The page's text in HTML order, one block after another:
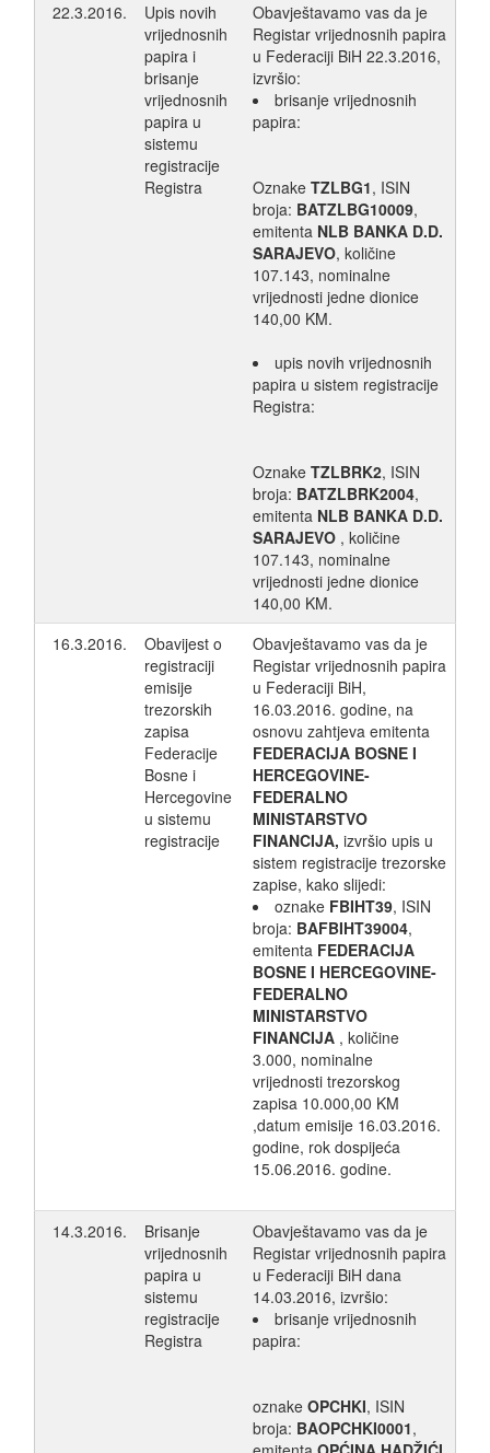
22.3.2016.
Upis novih
vrijednosnih
papira i
brisanje
vrijednosnih
papira u
sistemu
registracije
Registra
Obavještavamo vas da je
Registar vrijednosnih papira
u Federaciji BiH 22.3.2016,
izvršio:
brisanje vrijednosnih
papira:
Oznake TZLBG1, ISIN
broja: BATZLBG10009,
emitenta NLB BANKA D.D.
SARAJEVO, količine
107.143, nominalne
vrijednosti jedne dionice
140,00 KM.
upis novih vrijednosnih
papira u sistem registracije
Registra:
Oznake TZLBRK2, ISIN
broja: BATZLBRK2004,
emitenta NLB BANKA D.D.
SARAJEVO , količine
107.143, nominalne
vrijednosti jedne dionice
140,00 KM.
16.3.2016.
Obavijest o
registraciji
emisije
trezorskih
zapisa
Federacije
Bosne i
Hercegovine
u sistemu
registracije
Obavještavamo vas da je
Registar vrijednosnih papira
u Federaciji BiH,
16.03.2016. godine, na
osnovu zahtjeva emitenta
FEDERACIJA BOSNE I
HERCEGOVINE-
FEDERALNO
MINISTARSTVO
FINANCIJA, izvršio upis u
sistem registracije trezorske
zapise, kako slijedi:
oznake FBIHT39, ISIN
broja: BAFBIHT39004,
emitenta FEDERACIJA
BOSNE I HERCEGOVINE-
FEDERALNO
MINISTARSTVO
FINANCIJA , količine
3.000, nominalne
vrijednosti trezorskog
zapisa 10.000,00 KM
,datum emisije 16.03.2016.
godine, rok dospijeća
15.06.2016. godine.
14.3.2016.
Brisanje
vrijednosnih
papira u
sistemu
registracije
Registra
Obavještavamo vas da je
Registar vrijednosnih papira
u Federaciji BiH dana
14.03.2016, izvršio:
brisanje vrijednosnih
papira:
oznake OPCHKI, ISIN
broja: BAOPCHKI0001,